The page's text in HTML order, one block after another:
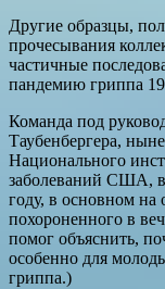
Другие образцы,
прочесывания
частичные
пандемию гриппа
Команда под
Таубенбергера,
Национального
заболеваний США,
году, в основном на
похороненного в
помог объяснить,
особенно для
гриппа.)